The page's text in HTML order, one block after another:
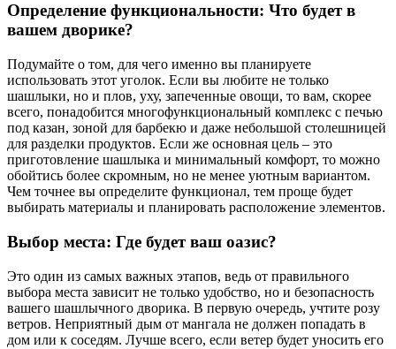
Определение функциональности: Что будет в
вашем дворике?
Подумайте о том, для чего именно вы планируете
использовать этот уголок. Если вы любите не только
шашлыки, но и плов, уху, запеченные овощи, то вам, скорее
всего, понадобится многофункциональный комплекс с печью
под казан, зоной для барбекю и даже небольшой столешницей
для разделки продуктов. Если же основная цель – это
приготовление шашлыка и минимальный комфорт, то можно
обойтись более скромным, но не менее уютным вариантом.
Чем точнее вы определите функционал, тем проще будет
выбирать материалы и планировать расположение элементов.
Выбор места: Где будет ваш оазис?
Это один из самых важных этапов, ведь от правильного
выбора места зависит не только удобство, но и безопасность
вашего шашлычного дворика. В первую очередь, учтите розу
ветров. Неприятный дым от мангала не должен попадать в
дом или к соседям. Лучше всего, если ветер будет уносить его